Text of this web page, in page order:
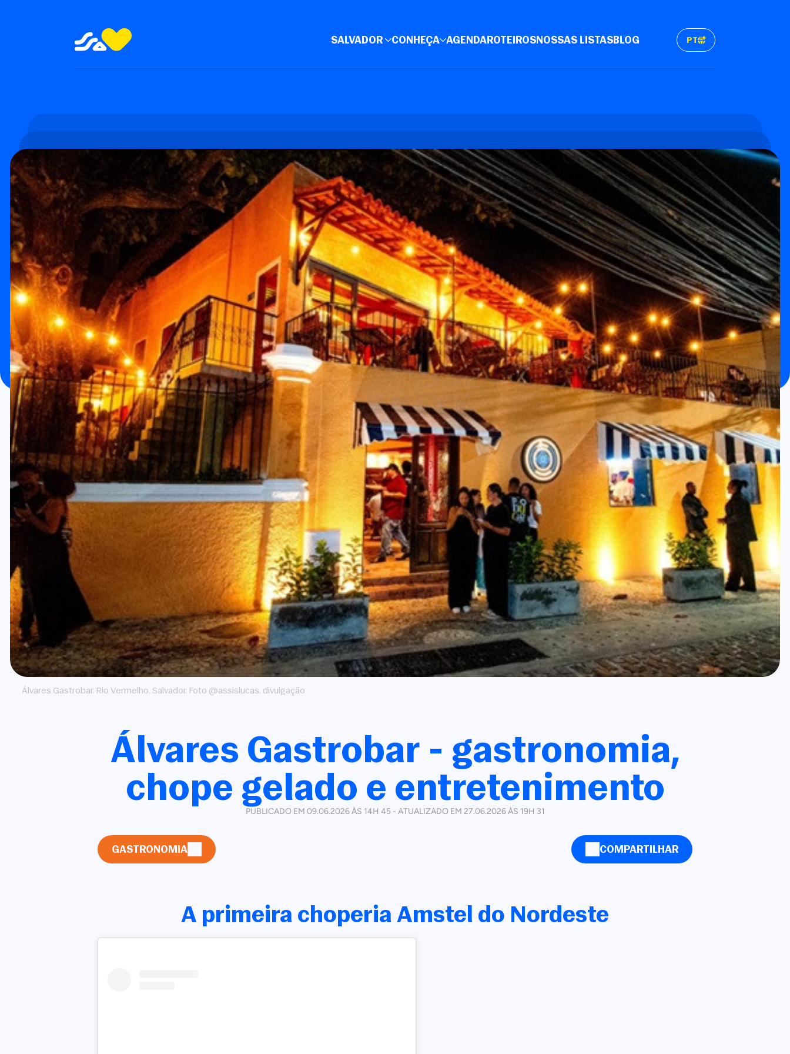
SALVADOR CONHEÇA AGENDAROTEIROSNOSSAS LISTASBLOG PT
Álvares Gastrobar. Rio Vermelho. Salvador. Foto @assislucas. divulgação
Álvares Gastrobar - gastronomia,
chope gelado e entretenimento
PUBLICADO EM 09.06.2026 ÀS 14H 45 - ATUALIZADO EM 27.06.2026 ÀS 19H 31
GASTRONOMIA COMPARTILHAR
A primeira choperia Amstel do Nordeste